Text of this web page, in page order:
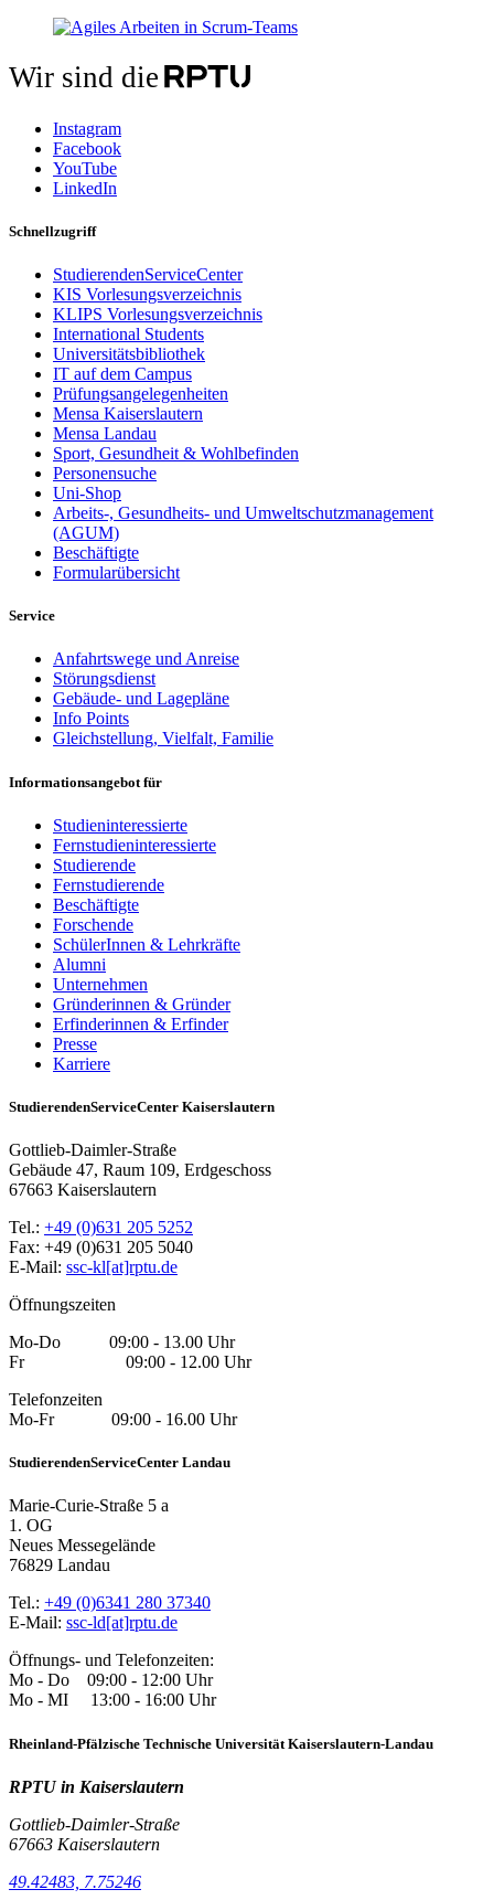
Wir sind die
Instagram
Facebook
YouTube
LinkedIn
Schnellzugriff
StudierendenServiceCenter
KIS Vorlesungsverzeichnis
KLIPS Vorlesungsverzeichnis
International Students
Universitätsbibliothek
IT auf dem Campus
Prüfungsangelegenheiten
Mensa Kaiserslautern
Mensa Landau
Sport, Gesundheit & Wohlbefinden
Personensuche
Uni-Shop
Arbeits-, Gesundheits- und Umweltschutzmanagement
(AGUM)
Beschäftigte
Formularübersicht
Service
Anfahrtswege und Anreise
Störungsdienst
Gebäude- und Lagepläne
Info Points
Gleichstellung, Vielfalt, Familie
Informationsangebot für
Studieninteressierte
Fernstudieninteressierte
Studierende
Fernstudierende
Beschäftigte
Forschende
SchülerInnen & Lehrkräfte
Alumni
Unternehmen
Gründerinnen & Gründer
Erfinderinnen & Erfinder
Presse
Karriere
StudierendenServiceCenter Kaiserslautern
Gottlieb-Daimler-Straße
Gebäude 47, Raum 109, Erdgeschoss
67663 Kaiserslautern
Tel.: +49 (0)631 205 5252
Fax: +49 (0)631 205 5040
E-Mail: ssc-kl[at]rptu.de
Öffnungszeiten
Mo-Do 09:00 - 13.00 Uhr
Fr 09:00 - 12.00 Uhr
Telefonzeiten
Mo-Fr 09:00 - 16.00 Uhr
StudierendenServiceCenter Landau
Marie-Curie-Straße 5 a
1. OG
Neues Messegelände
76829 Landau
Tel.: +49 (0)6341 280 37340
E-Mail: ssc-ld[at]rptu.de
Öffnungs- und Telefonzeiten:
Mo - Do 09:00 - 12:00 Uhr
Mo - MI 13:00 - 16:00 Uhr
Rheinland-Pfälzische Technische Universität Kaiserslautern-Landau
RPTU in Kaiserslautern
Gottlieb-Daimler-Straße
67663 Kaiserslautern
49.42483, 7.75246